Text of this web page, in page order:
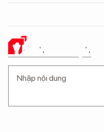
Ý KIẾN CỦA BẠN